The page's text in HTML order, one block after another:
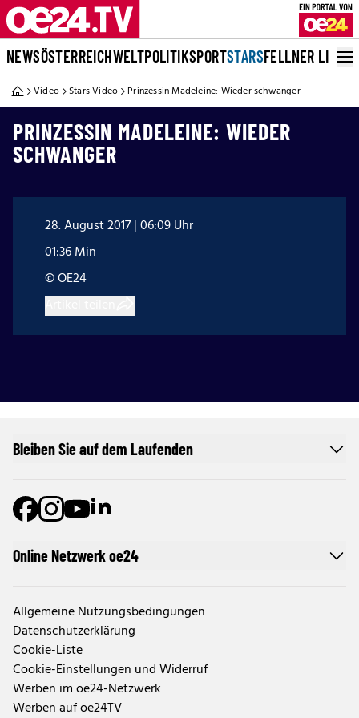
NEWSÖSTERREICHWELTPOLITIKSPORTSTARSFELLNER LIVE
Video Stars Video Prinzessin Madeleine: Wieder schwanger
PRINZESSIN MADELEINE: WIEDER
SCHWANGER
28. August 2017 | 06:09 Uhr
01:36 Min
© OE24
Online Netzwerk oe24
Allgemeine Nutzungsbedingungen
Datenschutzerklärung
Cookie-Liste
Cookie-Einstellungen und Widerruf
Werben im oe24-Netzwerk
Werben auf oe24TV
Bleiben Sie auf dem Laufenden